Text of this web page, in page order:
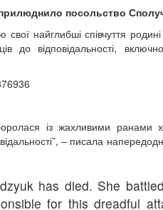
посольство
найглибші співчуття
до відповідальності,
із жахливими ранами
– писала
has died. She
for this dreadful